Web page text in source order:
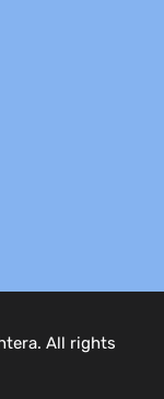
All rights